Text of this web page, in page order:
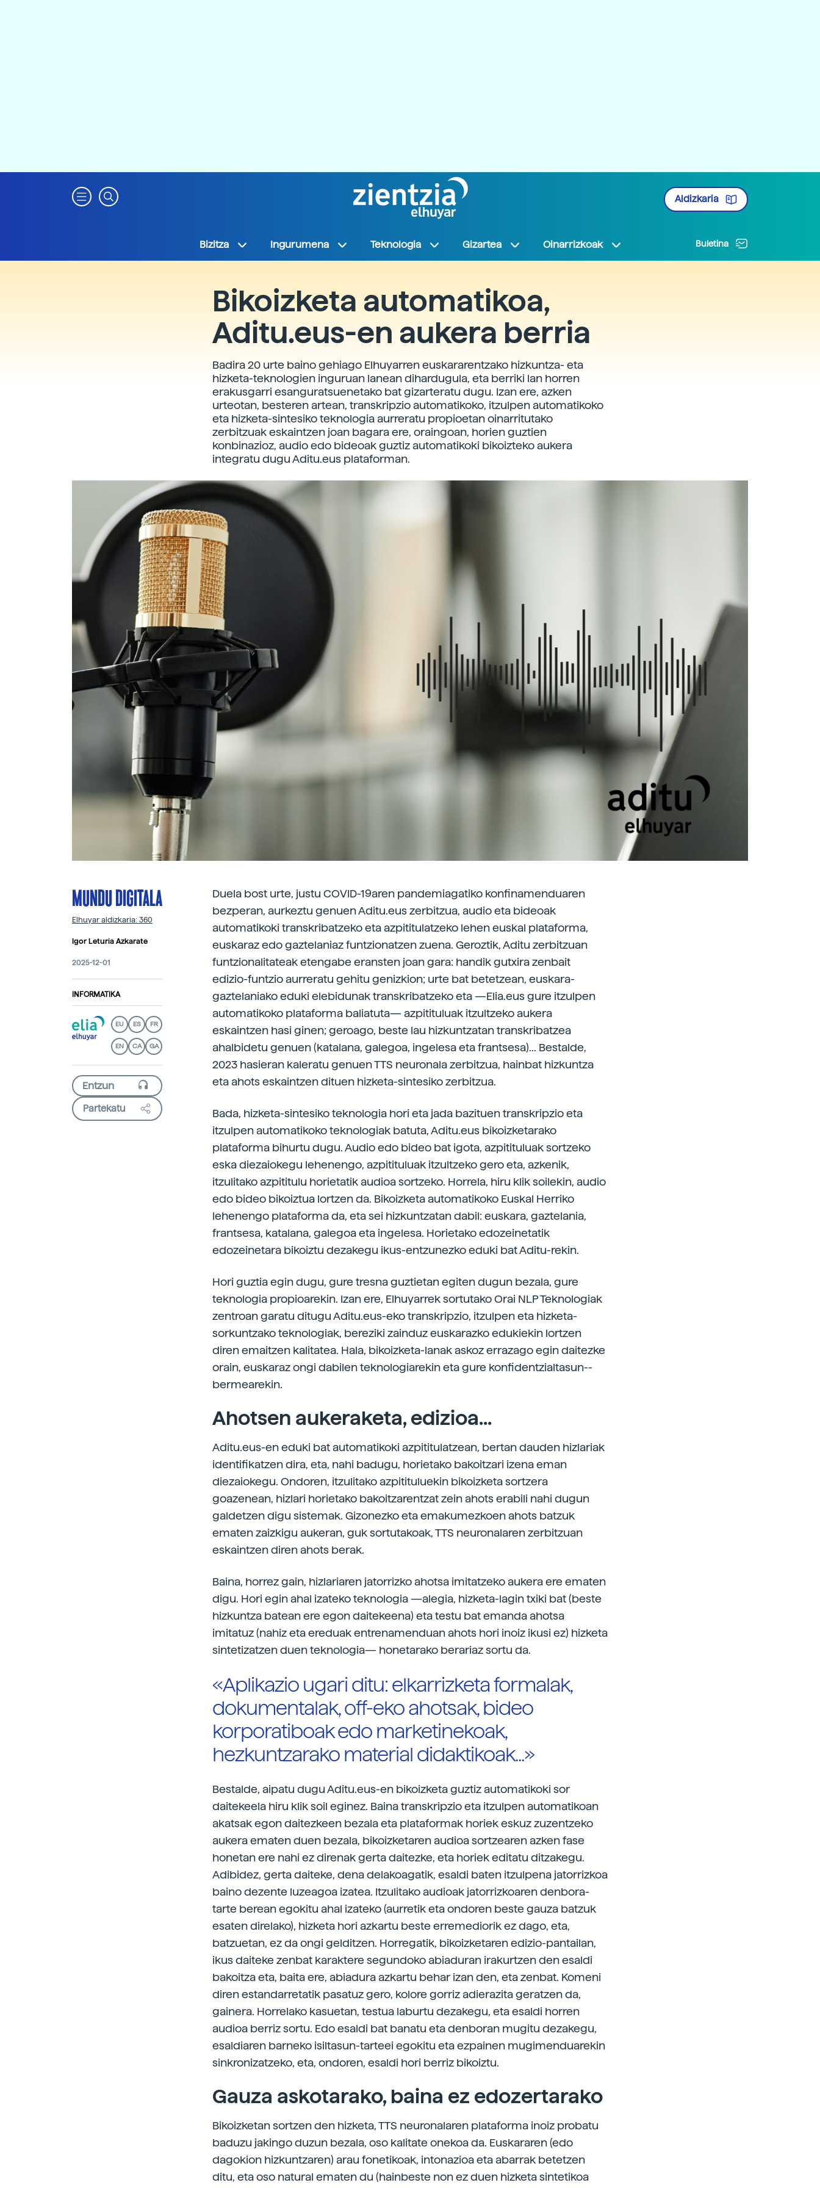
Aldizkaria
Bizitza Ingurumena Teknologia Gizartea Oinarrizkoak Buletina
Bikoizketa automatikoa,
Aditu.eus-en aukera berria
Badira 20 urte baino gehiago Elhuyarren euskararentzako hizkuntza- eta
hizketa-­teknologien inguruan lanean dihardugula, eta berriki lan horren
erakusgarri esanguratsuenetako bat gizarteratu dugu. Izan ere, azken
urteotan, besteren artean, transkripzio automatikoko, itzulpen automatikoko
eta hizketa-sintesiko teknologia aurreratu propioetan oinarritutako
zerbitzuak eskaintzen joan bagara ere, oraingoan, horien guztien
konbinazioz, audio edo bideoak guztiz automatikoki bikoizteko aukera
integratu dugu Aditu.eus plataforman.
MUNDU DIGITALA
Elhuyar aldizkaria: 360
Igor Leturia Azkarate
2025-12-01
INFORMATIKA
EU ES FR
EN CA GA
Partekatu
Duela bost urte, justu COVID-19aren pandemiagatiko konfinamenduaren
bezperan, aurkeztu genuen Aditu.eus zerbitzua, audio eta bideoak
automatikoki transkribatzeko eta azpititulatzeko lehen euskal plataforma,
euskaraz edo gaztelaniaz funtzionatzen zuena. Geroztik, Aditu zerbitzuan
funtzionalitateak etengabe eransten joan gara: handik gutxira zenbait
edizio-funtzio aurreratu gehitu genizkion; urte bat betetzean, euskara-
gaztelaniako eduki elebidunak transkribatzeko eta —Elia.eus gure itzulpen
automatikoko plataforma baliatuta— azpitituluak itzultzeko aukera
eskaintzen hasi ginen; geroago, beste lau hizkuntzatan transkribatzea
ahalbidetu genuen (katalana, galegoa, ingelesa eta frantsesa)... Bestalde,
2023 hasieran kaleratu genuen TTS neuronala zerbitzua, hainbat hizkuntza
eta ahots eskaintzen dituen hizketa-sintesiko zerbitzua.
Bada, hizketa-sintesiko teknologia hori eta jada bazituen transkripzio eta
itzulpen automatikoko teknologiak batuta, Aditu.eus bikoizketarako
plataforma bihurtu dugu. Audio edo bideo bat igota, azpitituluak sortzeko
eska diezaiokegu lehenengo, azpitituluak itzultzeko gero eta, azkenik,
itzulitako azpititulu horietatik audioa sortzeko. Horrela, hiru klik soilekin, audio
edo bideo bikoiztua lortzen da. Bikoizketa automatikoko Euskal Herriko
lehenengo plataforma da, eta sei hizkuntzatan dabil: euskara, gaztelania,
frantsesa, katalana, galegoa eta ingelesa. Horietako edozeinetatik
edozeinetara bikoiztu dezakegu ikus-entzunezko eduki bat Aditu-­rekin.
Hori guztia egin dugu, gure tresna guztietan egiten dugun bezala, gure
teknologia propioarekin. Izan ere, Elhuyarrek sortutako Orai NLP Teknologiak
zentroan garatu ditugu Aditu.eus-eko transkripzio, itzulpen eta hizketa-
sorkuntzako teknologiak, bereziki zainduz euskarazko edukiekin lortzen
diren emaitzen kalitatea. Hala, bikoizketa-lanak askoz errazago egin daitezke
orain, euskaraz ongi dabilen teknologiarekin eta gure konfidentzialtasun-­
bermearekin.
Ahotsen aukeraketa, edizioa...
Aditu.eus-en eduki bat automatikoki azpititulatzean, bertan dauden hizlariak
identifikatzen dira, eta, nahi badugu, horietako bakoitzari izena eman
diezaiokegu. Ondoren, itzulitako azpitituluekin bikoizketa sortzera
goazenean, hizlari horietako bakoitzarentzat zein ahots erabili nahi dugun
galdetzen digu sistemak. Gizonezko eta emakumezkoen ahots batzuk
ematen zaizkigu aukeran, guk sortutakoak, TTS neuronalaren zerbitzuan
eskaintzen diren ahots berak.
Baina, horrez gain, hizlariaren jatorrizko ahotsa imitatzeko aukera ere ematen
digu. Hori egin ahal izateko teknologia —alegia, hizketa-lagin txiki bat (beste
hizkuntza batean ere egon daitekeena) eta testu bat emanda ahotsa
imitatuz (nahiz eta ereduak entrenamenduan ahots hori inoiz ikusi ez) hizketa
sintetizatzen duen teknologia— honetarako berariaz sortu da.
«Aplikazio ugari ditu: elkarrizketa formalak,
dokumentalak, off-eko ahotsak, bideo
korporatiboak edo marketinekoak,
hezkuntzarako material didaktikoak...»
Bestalde, aipatu dugu Aditu.eus-en bikoizketa guztiz automatikoki sor
daitekeela hiru klik soil eginez. Baina transkripzio eta itzulpen automatikoan
akatsak egon daitezkeen bezala eta plataformak horiek eskuz zuzentzeko
aukera ematen duen bezala, bikoizketaren audioa sortzearen azken fase
honetan ere nahi ez direnak gerta daitezke, eta horiek editatu ditzakegu.
Adibidez, gerta daiteke, dena delakoagatik, esaldi baten itzulpena jatorrizkoa
baino dezente luzeagoa izatea. Itzulitako audioak jatorrizkoaren denbora-
tarte berean egokitu ahal izateko (aurretik eta ondoren beste gauza batzuk
esaten direlako), hizketa hori azkartu beste erremediorik ez dago, eta,
batzuetan, ez da ongi gelditzen. Horregatik, bikoizketaren edizio-pantailan,
ikus daiteke zenbat karaktere segundoko abiaduran irakurtzen den esaldi
bakoitza eta, baita ere, abiadura azkartu behar izan den, eta zenbat. Komeni
diren estandarretatik pasatuz gero, kolore gorriz adierazita geratzen da,
gainera. Horrelako kasuetan, testua laburtu dezakegu, eta esaldi horren
audioa berriz sortu. Edo esaldi bat banatu eta denboran mugitu dezakegu,
esaldiaren barneko isiltasun-­tarteei egokitu eta ezpainen mugimenduarekin
sinkronizatzeko, eta, ondoren, esaldi hori berriz bikoiztu.
Gauza askotarako, baina ez edozertarako
Bikoizketan sortzen den hizketa, TTS neuronalaren plataforma inoiz probatu
baduzu jakingo duzun bezala, oso kalitate onekoa da. Euskararen (edo
dagokion hizkuntzaren) arau fonetikoak, intonazioa eta abarrak betetzen
ditu, eta oso natural ematen du (hainbeste non ez duen hizketa sintetikoa